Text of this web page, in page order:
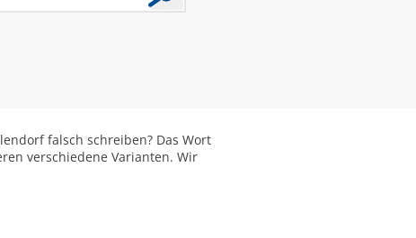
falsch schreiben? Das Wort
verschiedene Varianten. Wir